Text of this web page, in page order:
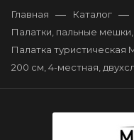
Главная — Каталог —
Палатки, пальные
Палатка туристическая
200 см, 4-местная,